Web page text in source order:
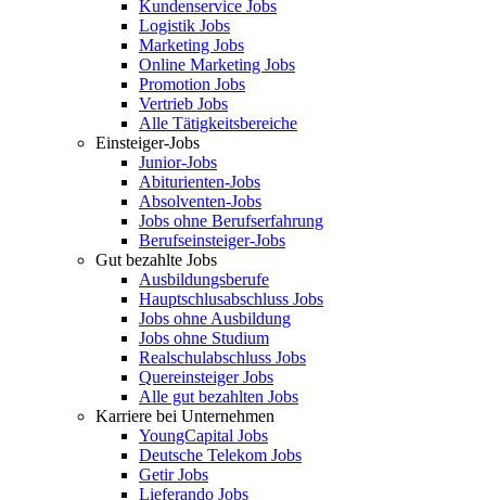
Kundenservice Jobs
Logistik Jobs
Marketing Jobs
Online Marketing Jobs
Promotion Jobs
Vertrieb Jobs
Alle Tätigkeitsbereiche
Einsteiger-Jobs
Junior-Jobs
Abiturienten-Jobs
Absolventen-Jobs
Jobs ohne Berufserfahrung
Berufseinsteiger-Jobs
Gut bezahlte Jobs
Ausbildungsberufe
Hauptschlusabschluss Jobs
Jobs ohne Ausbildung
Jobs ohne Studium
Realschulabschluss Jobs
Quereinsteiger Jobs
Alle gut bezahlten Jobs
Karriere bei Unternehmen
YoungCapital Jobs
Deutsche Telekom Jobs
Getir Jobs
Lieferando Jobs